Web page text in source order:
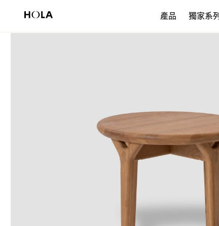
產品 獨家系列